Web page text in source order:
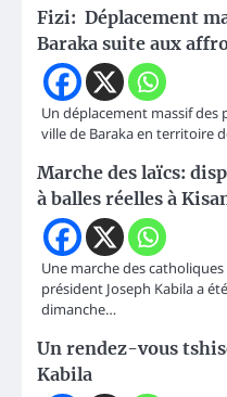
Fizi: Déplacement
Baraka suite aux
Un déplacement massif
ville de Baraka en territoire
Marche des laïcs:
à balles réelles à
Une marche des
président Joseph Kabila a
dimanche…
Un rendez-vous
Kabila